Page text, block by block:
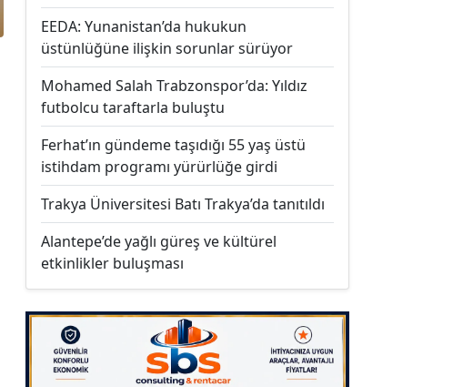
EEDA: Yunanistan’da hukukun
üstünlüğüne ilişkin sorunlar sürüyor
Mohamed Salah Trabzonspor’da: Yıldız
futbolcu taraftarla buluştu
Ferhat’ın gündeme taşıdığı 55 yaş üstü
istihdam programı yürürlüğe girdi
Trakya Üniversitesi Batı Trakya’da tanıtıldı
Alantepe’de yağlı güreş ve kültürel
etkinlikler buluşması